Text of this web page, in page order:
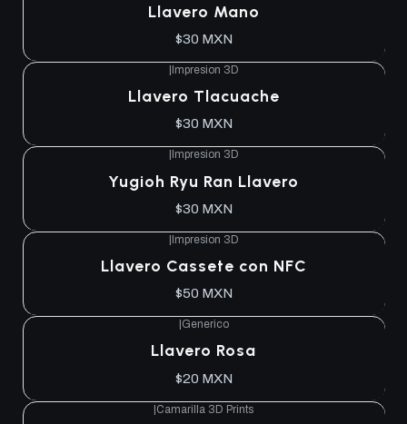
Llavero Mano
$30 MXN
Impresion 3D
Llavero Tlacuache
$30 MXN
Impresion 3D
Yugioh Ryu Ran Llavero
$30 MXN
|Impresion 3D
Llavero Cassete con NFC
$50 MXN
Generico
Llavero Rosa
$20 MXN
|Camarilla 3D Prints